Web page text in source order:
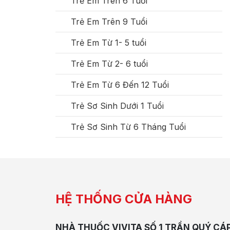
Trẻ Em Trên 9 Tuổi
Trẻ Em Từ 1- 5 tuổi
Trẻ Em Từ 2- 6 tuổi
Trẻ Em Từ 6 Đến 12 Tuổi
Trẻ Sơ Sinh Dưới 1 Tuổi
Trẻ Sơ Sinh Từ 6 Tháng Tuổi
HỆ THỐNG CỬA HÀNG
NHÀ THUỐC VIVITA SỐ 1 TRẦN QUÝ